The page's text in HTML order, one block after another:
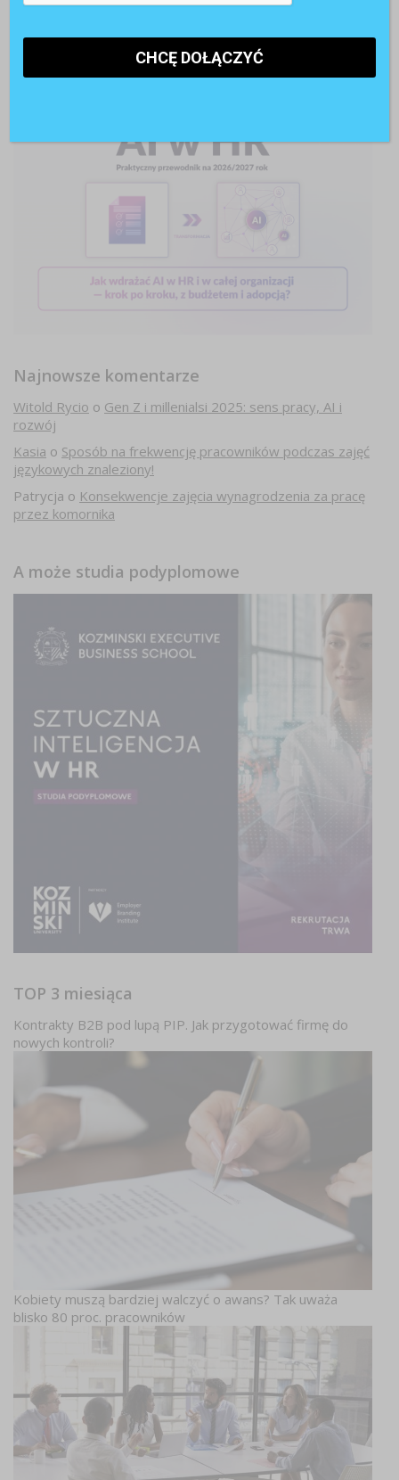
Najnowsze komentarze
Witold Rycio o Gen Z i millenialsi 2025: sens pracy, AI i
rozwój
Kasia o Sposób na frekwencję pracowników podczas zajęć
językowych znaleziony!
Patrycja o Konsekwencje zajęcia wynagrodzenia za pracę
przez komornika
A może studia podyplomowe
TOP 3 miesiąca
Kontrakty B2B pod lupą PIP. Jak przygotować firmę do
nowych kontroli?
Kobiety muszą bardziej walczyć o awans? Tak uważa
blisko 80 proc. pracowników